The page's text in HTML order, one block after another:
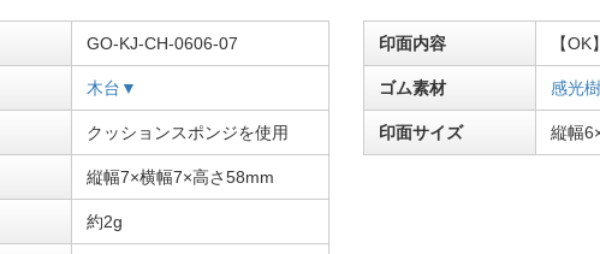
GO-KJ-CH-0606-07
木台▼
クッションスポンジを使用
縦幅7×横幅7×高さ58mm
約2g
印面内容 【
ゴム素材 感光
印面サイズ 縦幅